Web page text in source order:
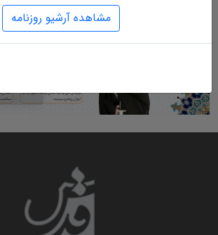
مشاهده آرشیو روزنامه